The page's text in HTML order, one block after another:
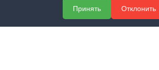
Принять
Отклонить